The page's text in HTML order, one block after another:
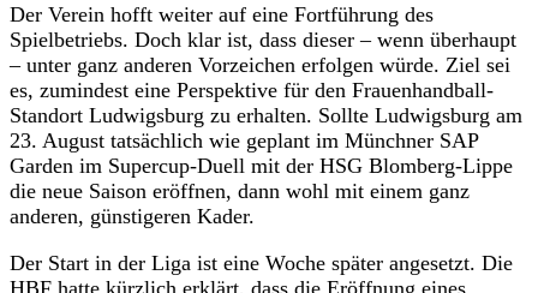
Der Verein hofft weiter auf eine Fortführung des
Spielbetriebs. Doch klar ist, dass dieser – wenn überhaupt
– unter ganz anderen Vorzeichen erfolgen würde. Ziel sei
es, zumindest eine Perspektive für den Frauenhandball-
Standort Ludwigsburg zu erhalten. Sollte Ludwigsburg am
23. August tatsächlich wie geplant im Münchner SAP
Garden im Supercup-Duell mit der HSG Blomberg-Lippe
die neue Saison eröffnen, dann wohl mit einem ganz
anderen, günstigeren Kader.
Der Start in der Liga ist eine Woche später angesetzt. Die
HBF hatte kürzlich erklärt, dass die Eröffnung eines